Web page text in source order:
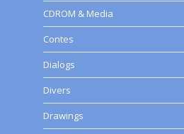
CDROM & Media
Contes
Dialogs
Divers
Drawings